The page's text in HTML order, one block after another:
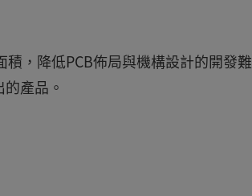
，降低PCB佈局與機構設計的開發難
產品。